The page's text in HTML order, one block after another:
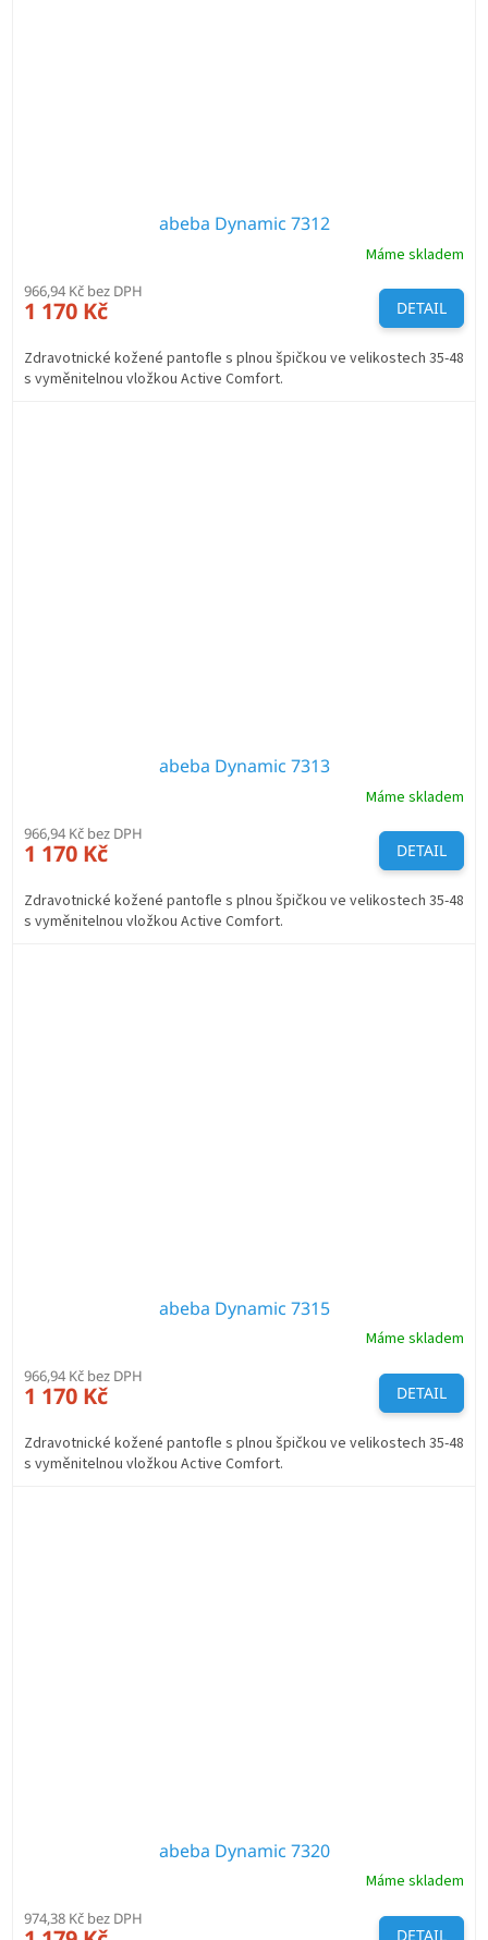
abeba Dynamic 7312
Máme skladem
966,94 Kč bez DPH
1 170 Kč DETAIL
Zdravotnické kožené pantofle s plnou špičkou ve velikostech 35-48
s vyměnitelnou vložkou Active Comfort.
abeba Dynamic 7313
Máme skladem
966,94 Kč bez DPH
1 170 Kč DETAIL
Zdravotnické kožené pantofle s plnou špičkou ve velikostech 35-48
s vyměnitelnou vložkou Active Comfort.
abeba Dynamic 7315
Máme skladem
966,94 Kč bez DPH
1 170 Kč DETAIL
Zdravotnické kožené pantofle s plnou špičkou ve velikostech 35-48
s vyměnitelnou vložkou Active Comfort.
abeba Dynamic 7320
Máme skladem
974,38 Kč bez DPH
DETAIL